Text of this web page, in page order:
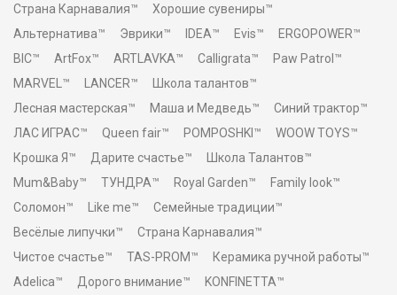
Страна Карнавалия™
Хорошие сувениры™
Альтернатива™
Эврики™ IDEA™ Evis™
ERGOPOWER™
BIC™
ArtFox™ ARTLAVKA™ Calligrata™
Paw Patrol™
MARVEL™
LANCER™
Школа талантов™
Лесная мастерская™
Маша и Медведь™
Синий трактор™
ЛАС ИГРАС™
Queen fair™ POMPOSHKI™
WOOW TOYS™
Крошка Я™
Дарите счастье™
Школа Талантов™
Mum&Baby™
ТУНДРА™ Royal Garden™
Family look™
Соломон™
Like me™
Семейные традиции™
Весёлые липучки™
Страна Карнавалия™
Чистое счастье™
TAS-PROM™
Керамика ручной работы™
Adelica™
Дорого внимание™
KONFINETTA™